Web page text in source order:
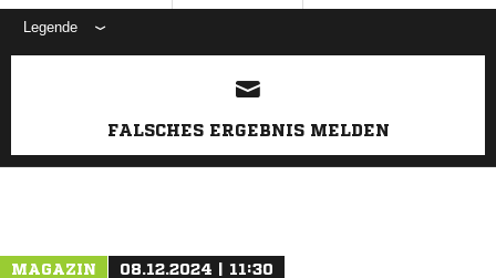
Legende
ANZEIGE
FALSCHES ERGEBNIS MELDEN
MAGAZIN 08.12.2024 | 11:30